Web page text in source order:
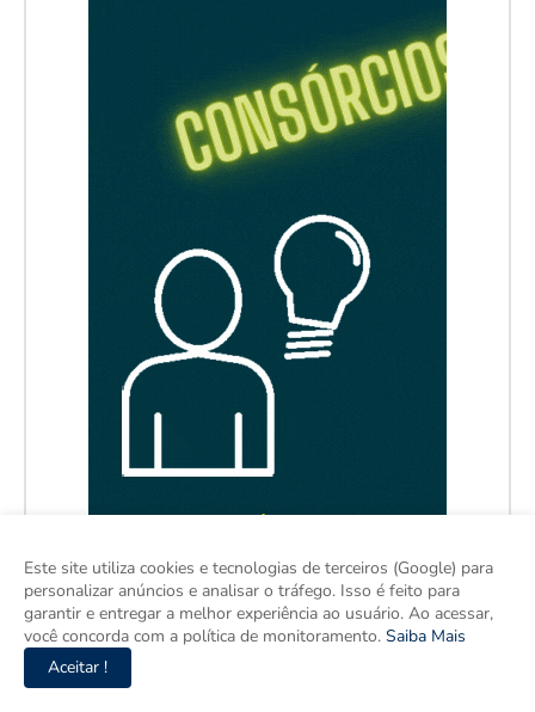
Este site utiliza cookies e tecnologias de terceiros (Google) para
personalizar anúncios e analisar o tráfego. Isso é feito para
garantir e entregar a melhor experiência ao usuário. Ao acessar,
você concorda com a política de monitoramento. Saiba Mais
Aceitar !